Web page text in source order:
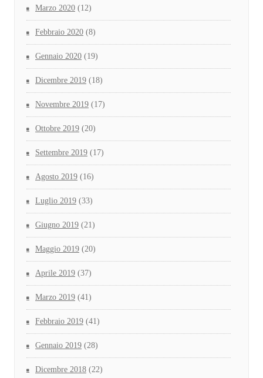
Marzo 2020 (12)
Febbraio 2020 (8)
Gennaio 2020 (19)
Dicembre 2019 (18)
Novembre 2019 (17)
Ottobre 2019 (20)
Settembre 2019 (17)
Agosto 2019 (16)
Luglio 2019 (33)
Giugno 2019 (21)
Maggio 2019 (20)
Aprile 2019 (37)
Marzo 2019 (41)
Febbraio 2019 (41)
Gennaio 2019 (28)
Dicembre 2018 (22)